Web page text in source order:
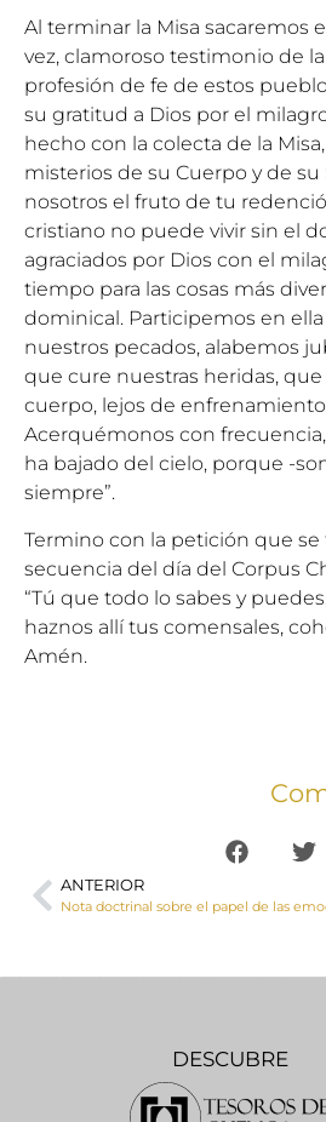
Al terminar la Misa sacaremos
vez, clamoroso testimonio de
profesión de fe de estos
su gratitud a Dios por el
hecho con la colecta de la
misterios de su Cuerpo y de
nosotros el fruto de tu
cristiano no puede vivir sin el
agraciados por Dios con el
tiempo para las cosas más
dominical. Participemos en
nuestros pecados, alabemos
que cure nuestras heridas,
cuerpo, lejos de
Acerquémonos con
ha bajado del cielo, porque -
siempre”.
Termino con la petición que
secuencia del día del Corpus
“Tú que todo lo sabes y
haznos allí tus comensales,
Amén.
ANTERIOR
DESCUBRE